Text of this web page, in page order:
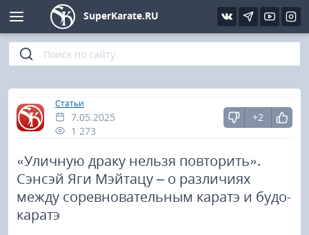
SuperKarate.RU
Главная
»
Статьи
7.05.2025
1 273
+2
«Уличную драку нельзя повторить».
Сэнсэй Яги Мэйтацу – о различиях
между соревновательным каратэ и будо-
каратэ
Киокушинкай
Кёкусин (IFK)
Шинкиокушинкай
Кекусин-кан
Кикбоксинг и K-1
Бокс
Фото
Видео
Интервью
Статьи
Уроки каратэ
Файлы
Библиотека